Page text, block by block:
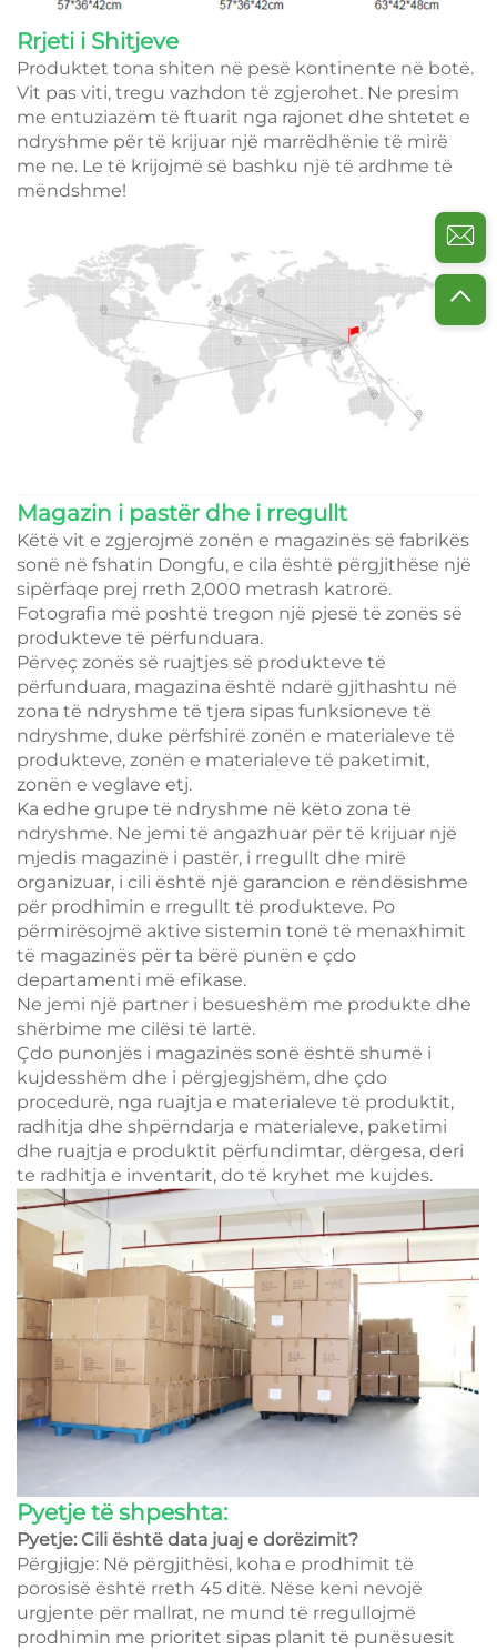
Rrjeti i Shitjeve
Produktet tona shiten në pesë kontinente në botë.
Vit pas viti, tregu vazhdon të zgjerohet. Ne presim
me entuziazëm të ftuarit nga rajonet dhe shtetet e
ndryshme për të krijuar një marrëdhënie të mirë
me ne. Le të krijojmë së bashku një të ardhme të
mëndshme!
Magazin i pastër dhe i rregullt
Këtë vit e zgjerojmë zonën e magazinës së fabrikës
sonë në fshatin Dongfu, e cila është përgjithëse një
sipërfaqe prej rreth 2,000 metrash katrorë.
Fotografia më poshtë tregon një pjesë të zonës së
produkteve të përfunduara.
Përveç zonës së ruajtjes së produkteve të
përfunduara, magazina është ndarë gjithashtu në
zona të ndryshme të tjera sipas funksioneve të
ndryshme, duke përfshirë zonën e materialeve të
produkteve, zonën e materialeve të paketimit,
zonën e veglave etj.
Ka edhe grupe të ndryshme në këto zona të
ndryshme. Ne jemi të angazhuar për të krijuar një
mjedis magazinë i pastër, i rregullt dhe mirë
organizuar, i cili është një garancion e rëndësishme
për prodhimin e rregullt të produkteve. Po
përmirësojmë aktive sistemin tonë të menaxhimit
të magazinës për ta bërë punën e çdo
departamenti më efikase.
Ne jemi një partner i besueshëm me produkte dhe
shërbime me cilësi të lartë.
Çdo punonjës i magazinës sonë është shumë i
kujdesshëm dhe i përgjegjshëm, dhe çdo
procedurë, nga ruajtja e materialeve të produktit,
radhitja dhe shpërndarja e materialeve, paketimi
dhe ruajtja e produktit përfundimtar, dërgesa, deri
te radhitja e inventarit, do të kryhet me kujdes.
Pyetje të shpeshta:
Pyetje: Cili është data juaj e dorëzimit?
Përgjigje: Në përgjithësi, koha e prodhimit të
porosisë është rreth 45 ditë. Nëse keni nevojë
urgjente për mallrat, ne mund të rregullojmë
prodhimin me prioritet sipas planit të punësuesit